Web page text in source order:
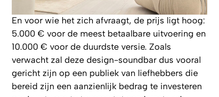
En voor wie het zich afvraagt, de prijs ligt hoog:
5.000 € voor de meest betaalbare uitvoering en
10.000 € voor de duurdste versie. Zoals
verwacht zal deze design-soundbar dus vooral
gericht zijn op een publiek van liefhebbers die
bereid zijn een aanzienlijk bedrag te investeren